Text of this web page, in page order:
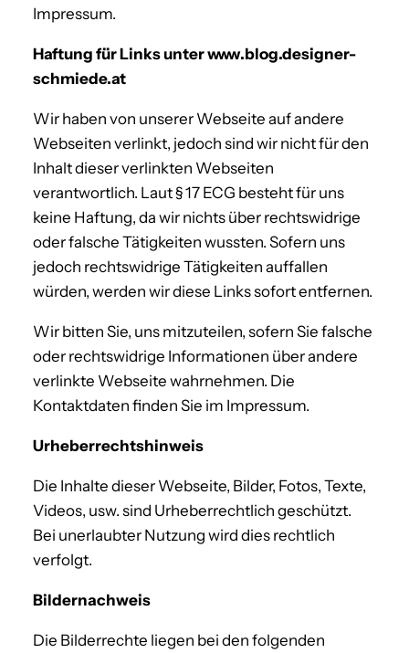
Impressum.
Haftung für Links unter www.blog.designer-
schmiede.at
Wir haben von unserer Webseite auf andere
Webseiten verlinkt, jedoch sind wir nicht für den
Inhalt dieser verlinkten Webseiten
verantwortlich. Laut § 17 ECG besteht für uns
keine Haftung, da wir nichts über rechtswidrige
oder falsche Tätigkeiten wussten. Sofern uns
jedoch rechtswidrige Tätigkeiten auffallen
würden, werden wir diese Links sofort entfernen.
Wir bitten Sie, uns mitzuteilen, sofern Sie falsche
oder rechtswidrige Informationen über andere
verlinkte Webseite wahrnehmen. Die
Kontaktdaten finden Sie im Impressum.
Urheberrechtshinweis
Die Inhalte dieser Webseite, Bilder, Fotos, Texte,
Videos, usw. sind Urheberrechtlich geschützt.
Bei unerlaubter Nutzung wird dies rechtlich
verfolgt.
Bildernachweis
Die Bilderrechte liegen bei den folgenden